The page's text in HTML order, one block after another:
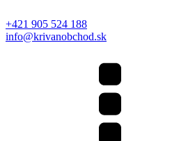
+421 905 524 188
info@krivanobchod.sk